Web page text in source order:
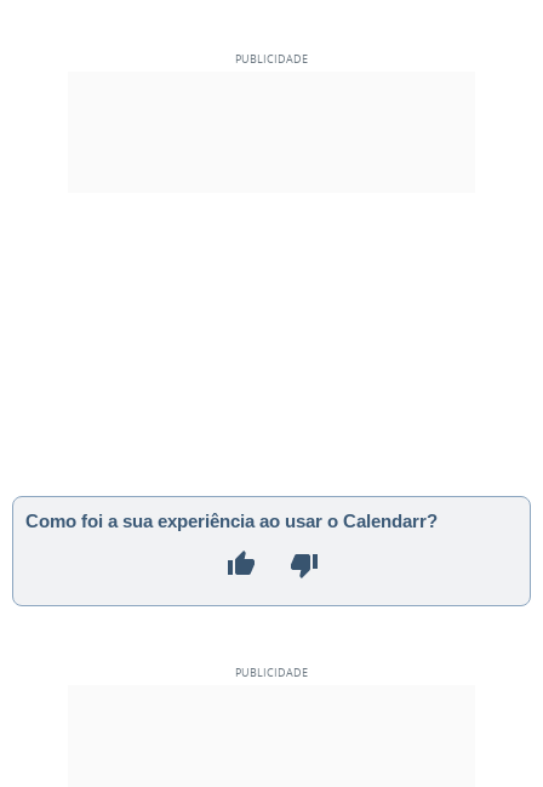
Como foi a sua experiência ao usar o Calendarr?